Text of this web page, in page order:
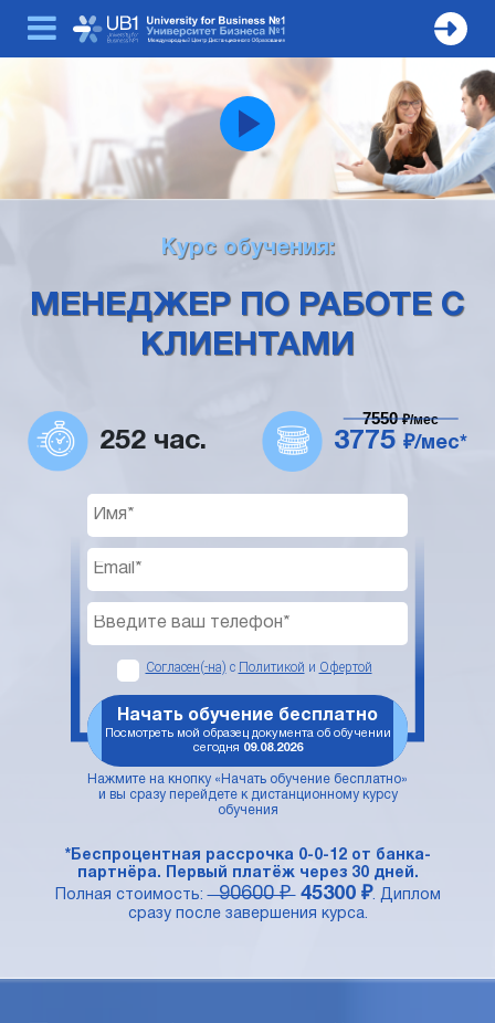
Курс обучения:
МЕНЕДЖЕР ПО РАБОТЕ С
КЛИЕНТАМИ
252 час. 3775 ₽/мес*
7550₽/мес
Согласен(-на) с Политикой и Офертой
Начать обучение бесплатно
Посмотреть мой образец документа об обучении
сегодня 09.08.2026
Нажмите на кнопку «Начать обучение бесплатно»
и вы сразу перейдете к дистанционному курсу
обучения
*Беспроцентная рассрочка 0-0-12 от банка-
партнёра. Первый платёж через 30 дней.
Полная стоимость:90600 ₽ 45300 ₽. Диплом
сразу после завершения курса.